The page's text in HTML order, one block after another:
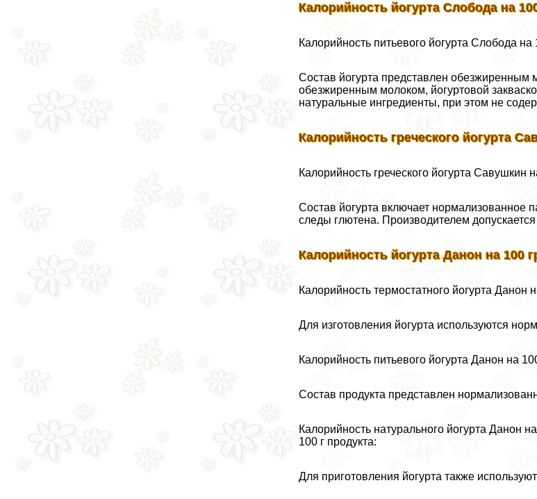
Калорийность йогурта Слобода на
Калорийность питьевого йогурта Слобода
Состав йогурта представлен
обезжиренным молоком, йогуртовой
натуральные ингредиенты, при этом не
Калорийность греческого йогурта
Калорийность греческого йогурта
Состав йогурта включает нормализованное
следы глютена. Производителем
Калорийность йогурта Данон на 100
Калорийность термостатного йогурта Данон
Для изготовления йогурта используются
Калорийность питьевого йогурта Данон на
Состав продукта представлен
Калорийность натурального йогурта Данон
100 г продукта:
Для приготовления йогурта также